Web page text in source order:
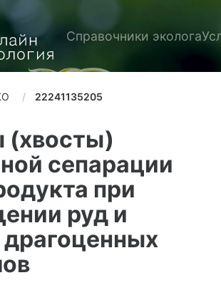
Справочники эколога
22241135205
(хвосты)
сепарации
при
руд и
драгоценных